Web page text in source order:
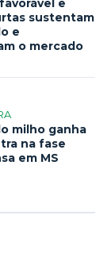
e
sustentam
e
o mercado
milho ganha
na fase
em MS